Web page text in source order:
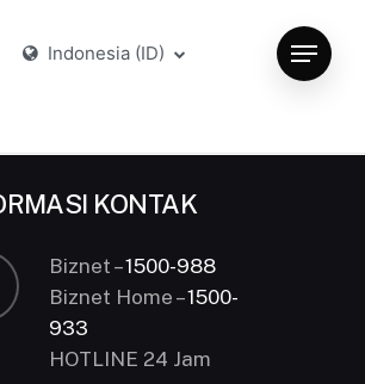
Indonesia (ID) Menu
KONTAK
Biznet –1500-988
Biznet Home –1500-
933
HOTLINE 24 Jam